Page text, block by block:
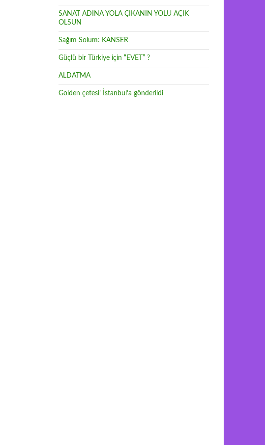
SANAT ADINA YOLA ÇIKANIN YOLU AÇIK
OLSUN
Sağım Solum: KANSER
Güçlü bir Türkiye için “EVET” ?
ALDATMA
Golden çetesi’ İstanbul’a gönderildi